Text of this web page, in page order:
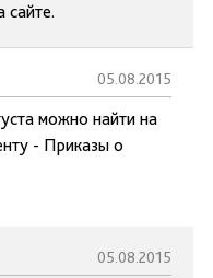
сайте.
05.08.2015
можно найти на
- Приказы о
05.08.2015